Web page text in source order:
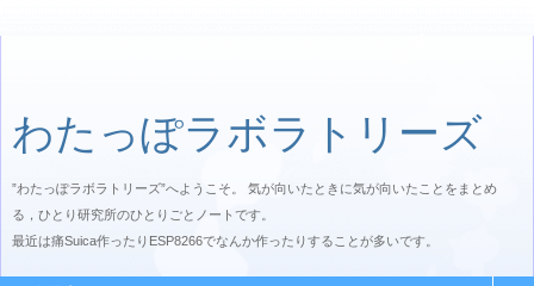
わたっぽラボラトリーズ
”わたっぽラボラトリーズ”へようこそ。 気が向いたときに気が向いたことをまとめ
る，ひとり研究所のひとりごとノートです。
最近は痛Suica作ったりESP8266でなんか作ったりすることが多いです。